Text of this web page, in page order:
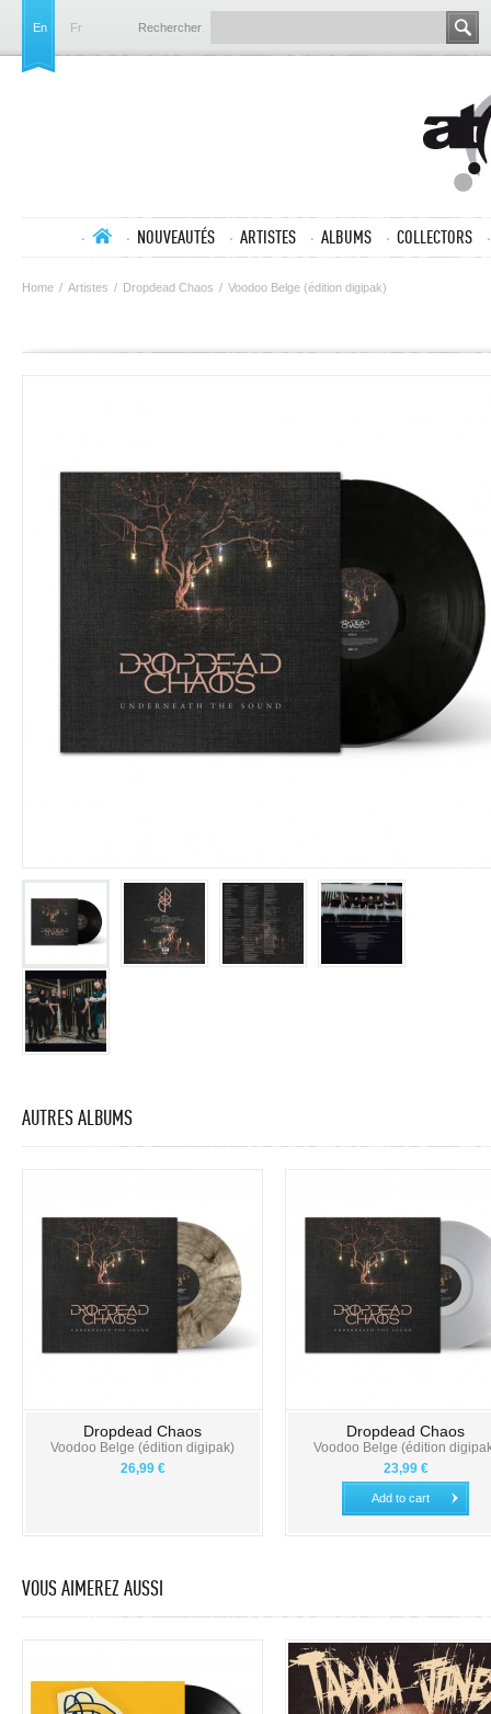
En Fr Rechercher
NOUVEAUTÉS ARTISTES ALBUMS COLLECTORS
Home / Artistes / Dropdead Chaos / Voodoo Belge (édition digipak)
AUTRES ALBUMS
Dropdead Chaos
Voodoo Belge (édition digipak)
26,99 €
Dropdead Chaos
Voodoo Belge (édition
23,99 €
Add to cart
VOUS AIMEREZ AUSSI